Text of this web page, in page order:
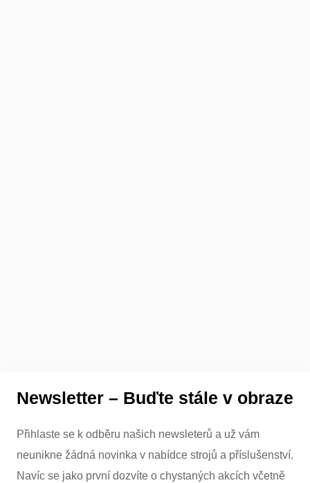
Newsletter – Buďte stále v obraze
Přihlaste se k odběru našich newsleterů a už vám
neunikne žádná novinka v nabídce strojů a příslušenství.
Navíc se jako první dozvíte o chystaných akcích včetně